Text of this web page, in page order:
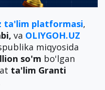
ta'lim platformasi,
va OLIYGOH.UZ
miqyosida
so'm bo'lgan
ta'lim Granti